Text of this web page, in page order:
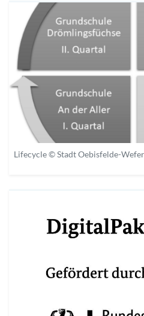
Lifecycle © Stadt Oebisfelde-